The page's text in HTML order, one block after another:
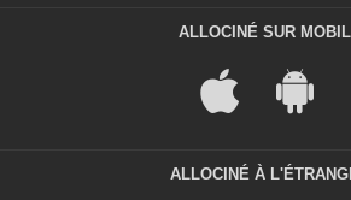
ALLOCINÉ SUR
ALLOCINÉ À